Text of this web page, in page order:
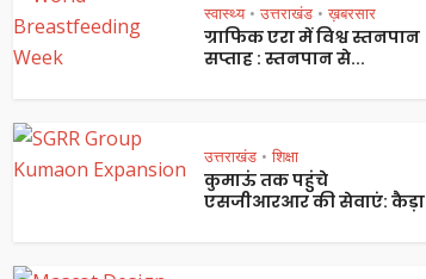
स्वास्थ्य • उत्तराखंड • ख़बरसार
ग्राफिक एरा में विश्व स्तनपान
सप्ताह : स्तनपान से...
उत्तराखंड • शिक्षा
कुमाऊं तक पहुंचे
एसजीआरआर की सेवाएं: कैड़ा